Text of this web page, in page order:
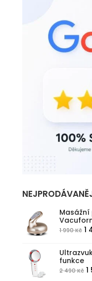
1 990Kč
1
1
funkce
2 490Kč 1